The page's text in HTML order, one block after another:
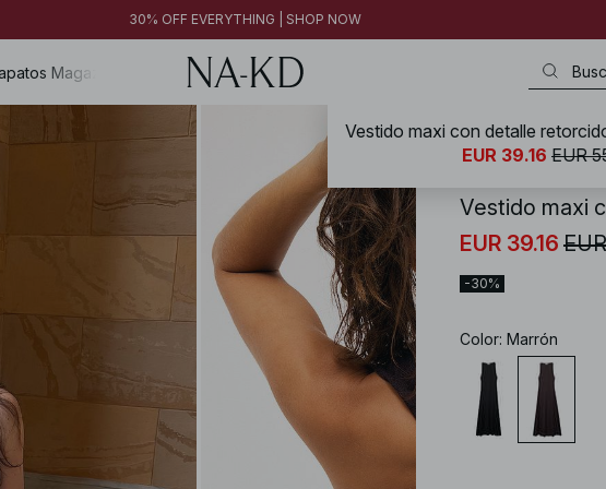
30% OFF EVERYTHING | SHOP NOW
Magazine
NA-KD / Vestidos /
Vestido maxi
EUR 39.16
-30%
Color: Marrón
EUR 39.16 EUR